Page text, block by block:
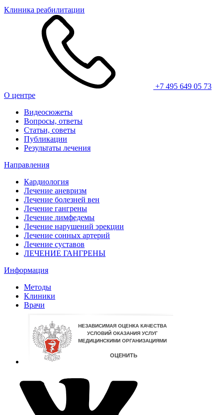
Клиника реабилитации
+7 495 649 05 73
О центре
Видеосюжеты
Вопросы, ответы
Статьи, советы
Публикации
Результаты лечения
Направления
Кардиология
Лечение аневризм
Лечение болезней вен
Лечение гангрены
Лечение лимфедемы
Лечение нарушений эрекции
Лечение сонных артерий
Лечение суставов
ЛЕЧЕНИЕ ГАНГРЕНЫ
Информация
Методы
Клиники
Врачи